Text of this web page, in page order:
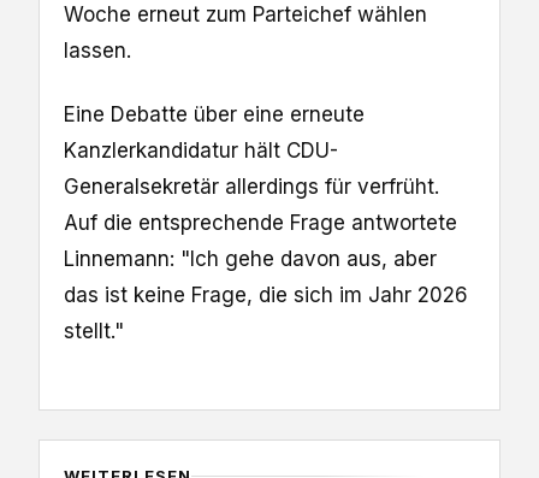
Woche erneut zum Parteichef wählen
lassen.
Eine Debatte über eine erneute
Kanzlerkandidatur hält CDU-
Generalsekretär allerdings für verfrüht.
Auf die entsprechende Frage antwortete
Linnemann: "Ich gehe davon aus, aber
das ist keine Frage, die sich im Jahr 2026
stellt."